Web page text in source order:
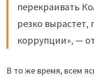
перекраивать
резко вырастет,
коррупции», —
В то же время, всем